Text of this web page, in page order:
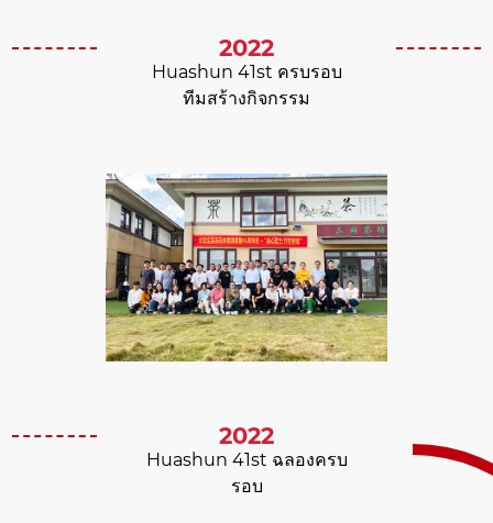
2022
Huashun 41st ครบรอบ
ทีมสร้างกิจกรรม
2022
Huashun 41st ฉลองครบ
รอบ